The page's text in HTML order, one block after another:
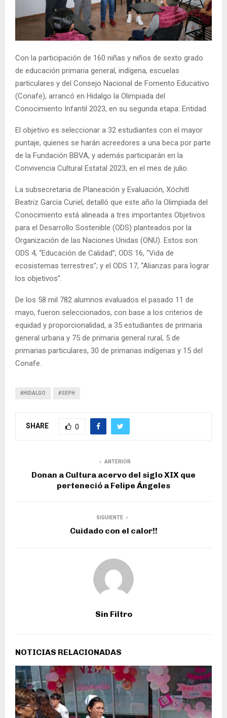
Con la participación de 160 niñas y niños de sexto grado
de educación primaria general, indígena, escuelas
particulares y del Consejo Nacional de Fomento Educativo
(Conafe), arrancó en Hidalgo la Olimpiada del
Conocimiento Infantil 2023, en su segunda etapa: Entidad.
El objetivo es seleccionar a 32 estudiantes con el mayor
puntaje, quienes se harán acreedores a una beca por parte
de la Fundación BBVA, y además participarán en la
Convivencia Cultural Estatal 2023, en el mes de julio.
La subsecretaria de Planeación y Evaluación, Xóchitl
Beatriz García Curiel, detalló que este año la Olimpiada del
Conocimiento está alineada a tres importantes Objetivos
para el Desarrollo Sostenible (ODS) planteados por la
Organización de las Naciones Unidas (ONU). Estos son:
ODS 4, “Educación de Calidad”; ODS 16, “Vida de
ecosistemas terrestres”; y el ODS 17, “Alianzas para lograr
los objetivos”.
De los 58 mil 782 alumnos evaluados el pasado 11 de
mayo, fueron seleccionados, con base a los criterios de
equidad y proporcionalidad, a 35 estudiantes de primaria
general urbana y 75 de primaria general rural, 5 de
primarias particulares, 30 de primarias indígenas y 15 del
Conafe.
#HIDALGO #SEPH
SHARE 0
ANTERIOR
Donan a Cultura acervo del siglo XIX que
perteneció a Felipe Ángeles
SIGUIENTE
Cuidado con el calor!!
Sin Filtro
NOTICIAS RELACIONADAS